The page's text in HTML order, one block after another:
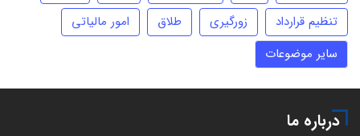
تنظیم قرارداد
زورگیری طلاق
امور مالیاتی
سایر موضوعات
درباره ما